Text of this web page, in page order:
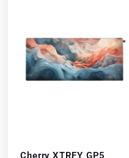
Cherry XTRFY GP5